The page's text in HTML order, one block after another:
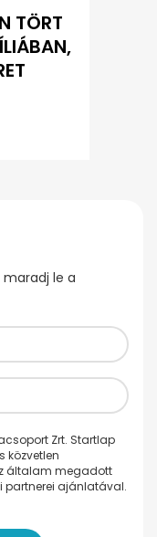
TÖRT
le a
Zrt. Startlap
közvetlen
általam megadott
partnerei ajánlatával.